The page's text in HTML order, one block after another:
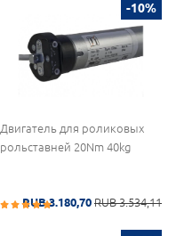
-10%
Двигатель для роликовых
рольставней 20Nm 40kg
RUB 3.180,70 RUB 3.534,11